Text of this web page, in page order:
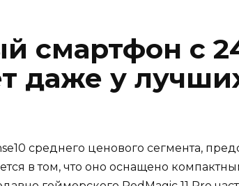
смартфон с
даже у
среднего ценового сегмента,
в том, что оно оснащено